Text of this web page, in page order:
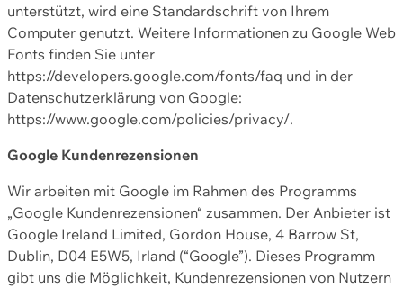
unterstützt, wird eine Standardschrift von Ihrem
Computer genutzt. Weitere Informationen zu Google Web
Fonts finden Sie unter
https://developers.google.com/fonts/faq und in der
Datenschutzerklärung von Google:
https://www.google.com/policies/privacy/.
Google Kundenrezensionen
Wir arbeiten mit Google im Rahmen des Programms
„Google Kundenrezensionen“ zusammen. Der Anbieter ist
Google Ireland Limited, Gordon House, 4 Barrow St,
Dublin, D04 E5W5, Irland (“Google”). Dieses Programm
gibt uns die Möglichkeit, Kundenrezensionen von Nutzern